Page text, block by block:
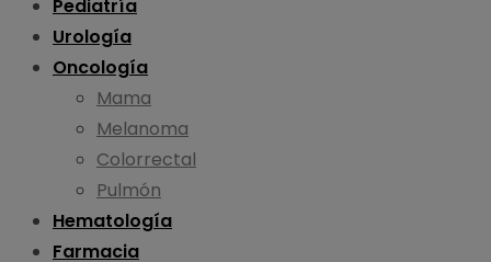
Pediatría
Urología
Oncología
Mama
Melanoma
Colorrectal
Pulmón
Hematología
Farmacia